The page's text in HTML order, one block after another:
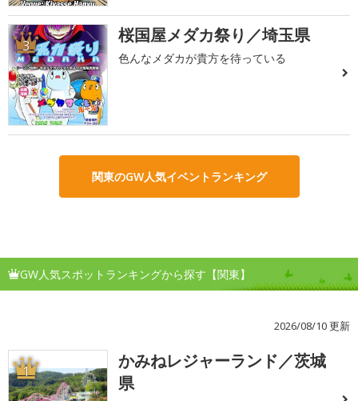
3 桜国屋メダカ祭り／埼玉県
色んなメダカが貴方を待っている
関東のGW人気イベントランキング
GW人気スポットランキングから探す【関東】
2026/08/10 更新
1
かみねレジャーランド／茨城
県